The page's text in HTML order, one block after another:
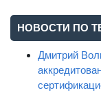
НОВОСТИ ПО
Дмитрий